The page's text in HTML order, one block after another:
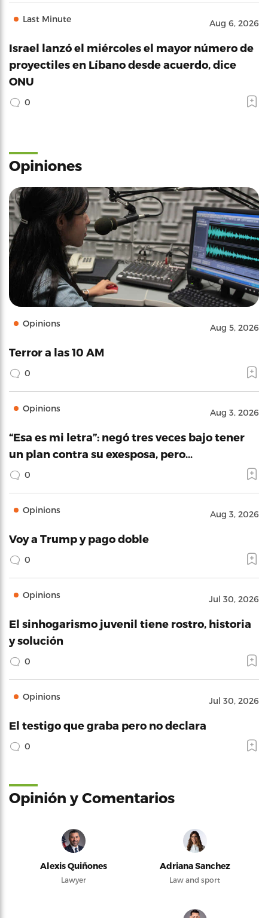
Last Minute Aug 6, 2026
Israel lanzó el miércoles el mayor número de
proyectiles en Líbano desde acuerdo, dice
ONU
0
Opiniones
Opinions Aug 5, 2026
Terror a las 10 AM
0
Opinions Aug 3, 2026
“Esa es mi letra”: negó tres veces bajo tener
un plan contra su exesposa, pero…
0
Opinions Aug 3, 2026
Voy a Trump y pago doble
0
Opinions Jul 30, 2026
El sinhogarismo juvenil tiene rostro, historia
y solución
0
Opinions Jul 30, 2026
El testigo que graba pero no declara
0
Opinión y Comentarios
Alexis Quiñones
Lawyer
Adriana Sanchez
Law and sport